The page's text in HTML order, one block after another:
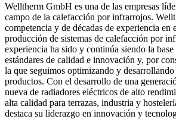
Welltherm GmbH es una de las empresas
campo de la calefacción por infrarrojos.
competencia y de décadas de experiencia en
producción de sistemas de calefacción por
experiencia ha sido y continúa siendo la base
estándares de calidad e innovación y, por
la que seguimos optimizando y desarrollando
productos. Con el desarrollo de una
nueva de radiadores eléctricos de alto
alta calidad para terrazas, industria y
destaca su liderazgo en innovación y